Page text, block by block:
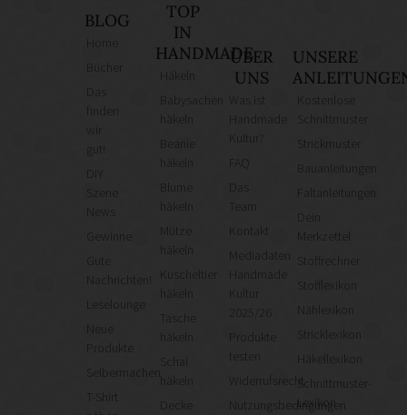
BLOG
finden
gut!
News
Gute
Nachrichten!
Leselounge
Neue
Produkte
Selbermachen
T-Shirt
TOP
IN
HANDMADE
häkeln
häkeln
Mütze
häkeln
Kuscheltier
häkeln
Tasche
häkeln
ÜBER
UNS
Was ist
Kultur?
Team
Kontakt
Mediadaten
Kultur
2025/26
Produkte
testen
Widerrufsrecht
Nutzungsbedingungen
UNSERE
Kostenlose
Schnittmuster
Strickmuster
Bauanleitungen
Faltanleitungen
Merkzettel
Stoffrechner
Stofflexikon
Nählexikon
Stricklexikon
Häkellexikon
Schnittmuster-
Lexikon